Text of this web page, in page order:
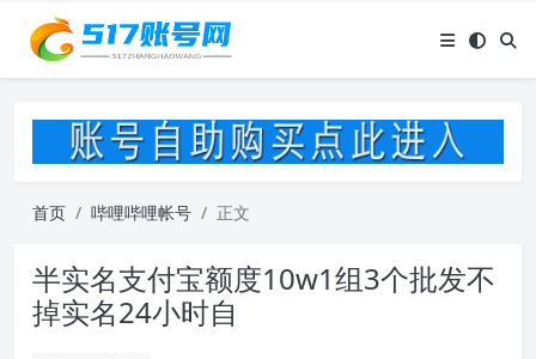
首页 哔哩哔哩帐号 正文
半实名支付宝额度10w1组3个批发不
掉实名24小时自